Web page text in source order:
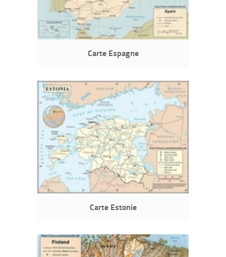
Carte Espagne
Carte Estonie